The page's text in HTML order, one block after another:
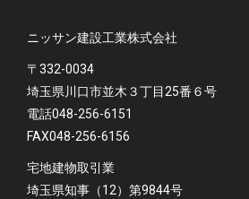
ニッサン建設工業株式会社
〒332-0034
埼玉県川口市並木３丁目25番６号
電話048-256-6151
FAX048-256-6156
宅地建物取引業
埼玉県知事（12）第9844号